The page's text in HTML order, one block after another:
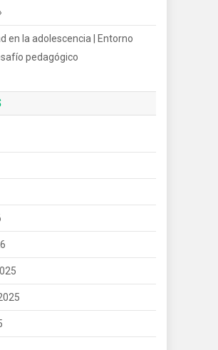
en la adolescencia | Entorno
pedagógico